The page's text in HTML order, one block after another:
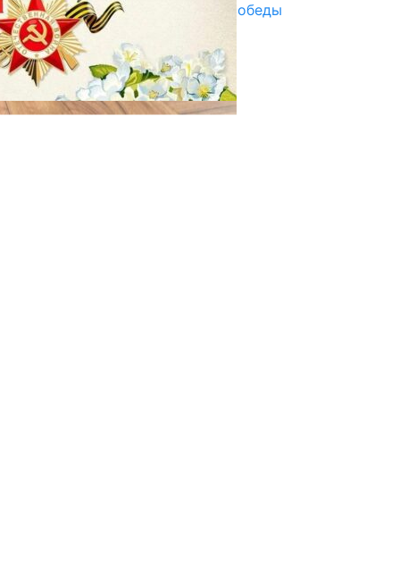
Награды в преддверии Дня Победы
29.04.2025